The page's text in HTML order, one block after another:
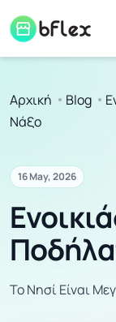
Αρχική Blog
Νάξο
16 May, 2026
Το Νησί Είναι